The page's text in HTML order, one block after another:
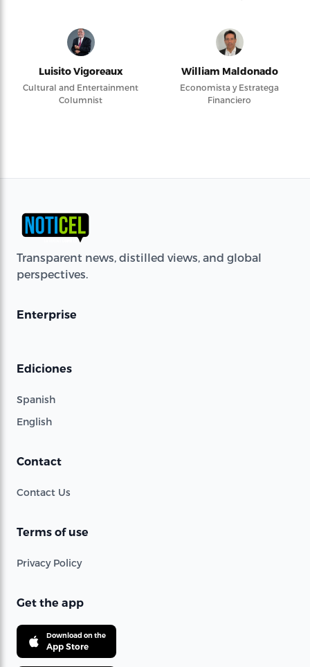
Luisito Vigoreaux
Cultural and Entertainment
Columnist
William Maldonado
Economista y Estratega
Financiero
Transparent news, distilled views, and global
perspectives.
Enterprise
Ediciones
Spanish
English
Contact
Contact Us
Terms of use
Privacy Policy
Get the app
Download on the
App Store